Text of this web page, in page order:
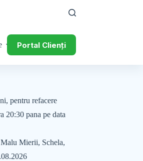
Portal Clienți
pentru refacere
20:30 pana pe data
Mierii, Schela,